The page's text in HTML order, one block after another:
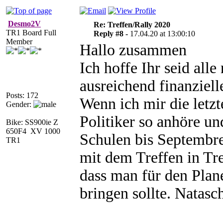
Desmo2V
TR1 Board Full
Member
Posts: 172
Gender:
Bike: SS900ie Z
650F4 XV 1000
TR1
Re: Treffen/Rally 2020
Reply #8 - 17.04.20 at 13:00:10
Hallo zusammen
Ich hoffe Ihr seid alle
ausreichend
Wenn ich mir die
Politiker so anhöre
Schulen bis
mit dem Treffen in
dass man für den
bringen sollte.